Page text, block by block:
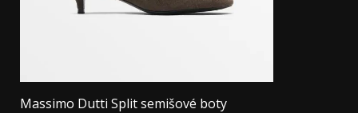
Massimo Dutti Split semišové boty